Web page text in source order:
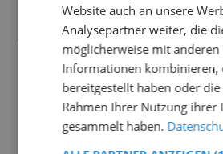
Website auch an unsere
Analysepartner weiter, die
möglicherweise mit anderen
Informationen kombinieren,
bereitgestellt haben oder
Rahmen Ihrer Nutzung ihrer
gesammelt haben.